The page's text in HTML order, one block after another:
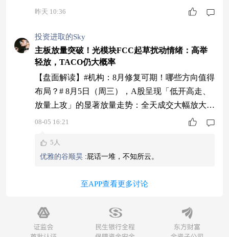
昨天 10:36
投资进取的Sky
主板放量突破！光模块FCC起草扰动情绪：高举
轻放，TACO仍大概率
【盘面解读】#机构：8月修复可期！哪些方向值得
布局？# 8月5日（周三），A股呈现「低开高走、
放量上攻」的显著放量走势：全天成交大幅放大，
跷跷板依旧——沪指+1.47% 收报3878.43点 明显走
78% 领涨，北证50+2.37% 同步走强。受霍尔木兹
开峡预期与海外走强带动，存储芯片全天强势。上
08-05 16:21
5人
优雅的谷顺昊 :屁话一堆，不知所云。
至APP查看更多讨论